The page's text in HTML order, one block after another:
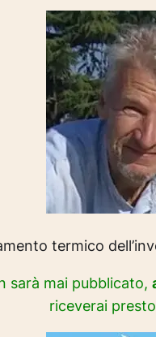
termico
sarà mai pubblicato,
riceverai